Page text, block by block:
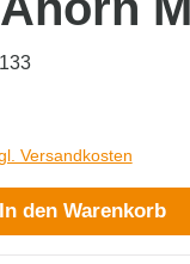
Versandkosten
In den Warenkorb